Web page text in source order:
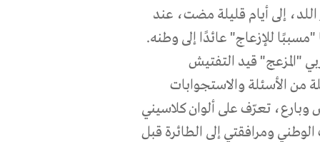
إلى أيام قليلة مضت، عند
للإزعاج" عائدًا إلى وطنه.
"المزعج" قيد التفتيش
من الأسئلة والاستجوابات
تعرّف على ألوان كلاسيني
ومرافقتي إلى الطائرة قبل